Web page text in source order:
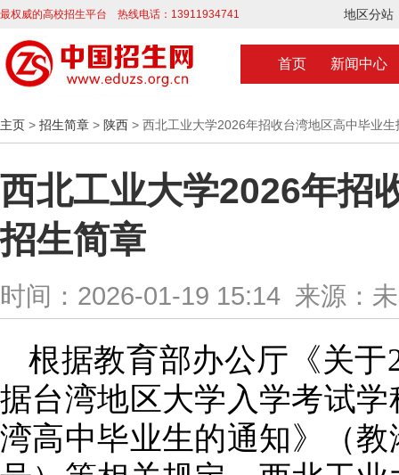
最权威的高校招生平台 热线电话：13911934741 地区分站
首页 新闻中心
主页 > 招生简章 > 陕西 > 西北工业大学2026年招收台湾地区高中毕业生
西北工业大学2026年招
招生简章
时间：2026-01-19 15:14 来源：
根据教育部办公厅《关于
据台湾地区大学入学考试
湾高中毕业生的通知》（教